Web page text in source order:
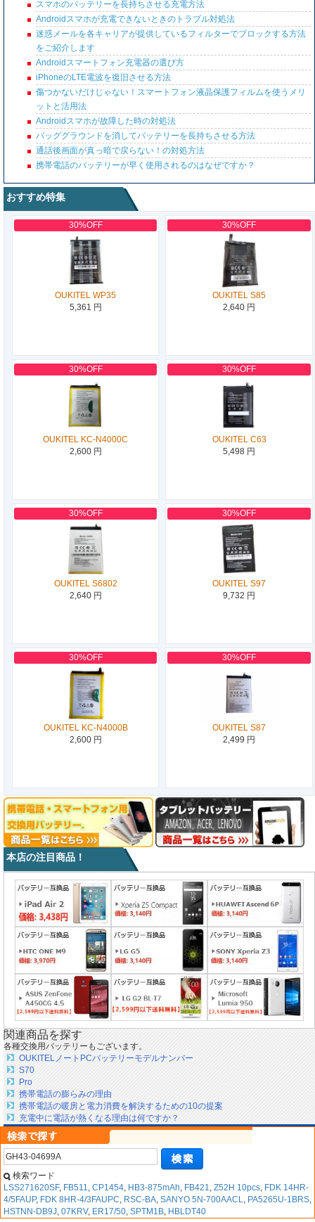
スマホのバッテリーを長持ちさせる充電方法
Androidスマホが充電できないときのトラブル対処法
迷惑メールを各キャリアが提供しているフィルターでブロックする方法
をご紹介します
Androidスマートフォン充電器の選び方
iPhoneのLTE電波を復旧させる方法
傷つかないだけじゃない！スマートフォン液晶保護フィルムを使うメリ
ットと活用法
Androidスマホが故障した時の対処法
バッググラウンドを消してバッテリーを長持ちさせる方法
通話後画面が真っ暗で戻らない！の対処方法
携帯電話のバッテリーが早く使用されるのはなぜですか？
おすすめ特集
30%OFF
OUKITEL WP35
5,361 円
30%OFF
OUKITEL S85
2,640 円
30%OFF
OUKITEL KC-N4000C
2,600 円
30%OFF
OUKITEL C63
5,498 円
30%OFF
OUKITEL S6802
2,640 円
30%OFF
OUKITEL S97
9,732 円
30%OFF
OUKITEL KC-N4000B
2,600 円
30%OFF
OUKITEL S87
2,499 円
本店の注目商品！
関連商品を探す
各種交換用バッテリーもございます。
OUKITELノートPCバッテリーモデルナンバー
S70
Pro
携帯電話の膨らみの理由
携帯電話の暖房と電力消費を解決するための10の提案
充電中に電話が熱くなる理由は何ですか？
検索ワード
LSS271620SF, FB511, CP1454, HB3-875mAh, FB421, Z52H 10pcs, FDK 14HR-
4/5FAUP, FDK 8HR-4/3FAUPC, RSC-BA, SANYO 5N-700AACL, PA5265U-1BRS,
HSTNN-DB9J, 07KRV, ER17/50, SPTM1B, HBLDT40